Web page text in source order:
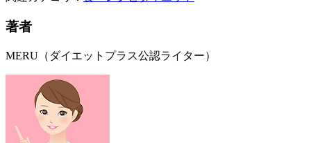
著者
MERU（ダイエットプラス公認ライター）